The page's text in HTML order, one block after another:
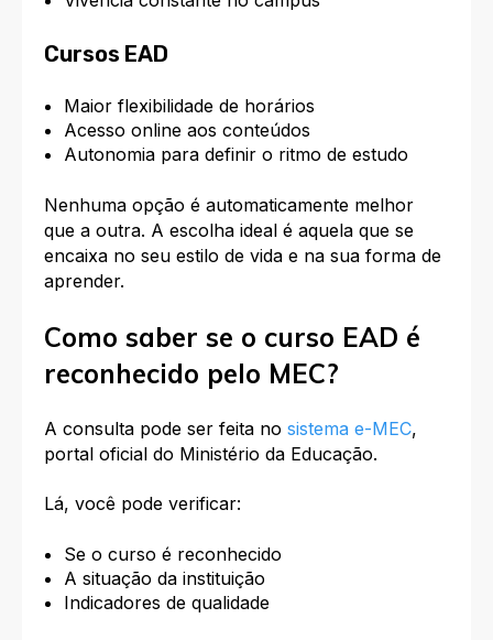
Cursos EAD
Maior flexibilidade de horários
Acesso online aos conteúdos
Autonomia para definir o ritmo de estudo
Nenhuma opção é automaticamente melhor
que a outra. A escolha ideal é aquela que se
encaixa no seu estilo de vida e na sua forma de
aprender.
Como saber se o curso EAD é
reconhecido pelo MEC?
A consulta pode ser feita no sistema e-MEC,
portal oficial do Ministério da Educação.
Lá, você pode verificar:
Se o curso é reconhecido
A situação da instituição
Indicadores de qualidade